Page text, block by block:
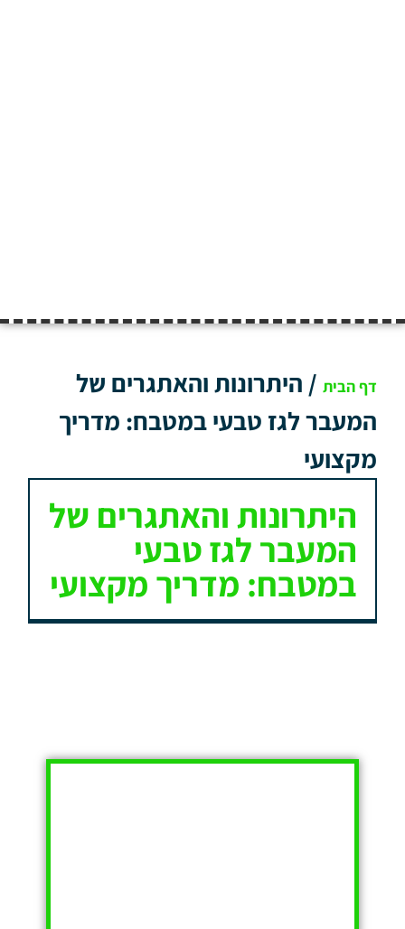
דף הבית / היתרונות והאתגרים של
המעבר לגז טבעי במטבח: מדריך
מקצועי
היתרונות והאתגרים של
המעבר לגז טבעי
במטבח: מדריך מקצועי